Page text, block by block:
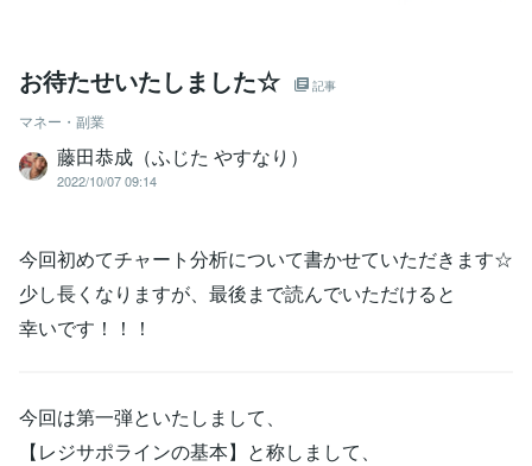
お待たせいたしました☆ 記事
マネー・副業
藤田恭成（ふじた やすなり）
2022/10/07 09:14
今回初めてチャート分析について書かせていただきます☆
少し長くなりますが、最後まで読んでいただけると
幸いです！！！
今回は第一弾といたしまして、
【レジサポラインの基本】と称しまして、